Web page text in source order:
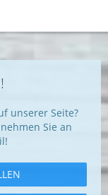
unserer Seite?
Sie an